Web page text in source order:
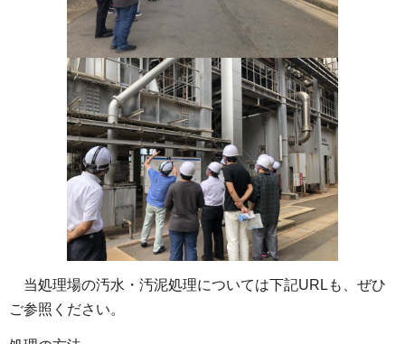
当処理場の汚水・汚泥処理については下記URLも、ぜひ
ご参照ください。